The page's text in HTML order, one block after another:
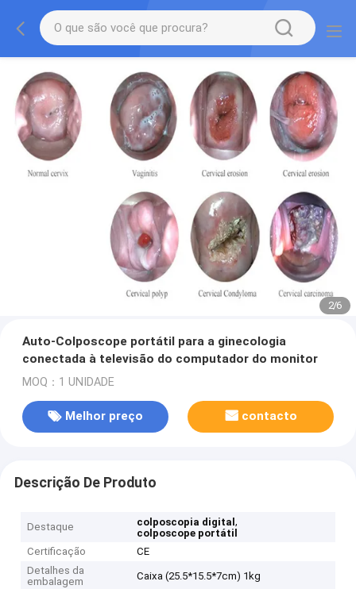
2/6
Auto-Colposcope portátil para a ginecologia
conectada à televisão do computador do monitor
MOQ：1 UNIDADE
Melhor preço contacto
Descrição De Produto
Destaque colposcopia digital,
colposcope portátil
Certificação
CE
Detalhes da
embalagem
Caixa (25.5*15.5*7cm) 1kg